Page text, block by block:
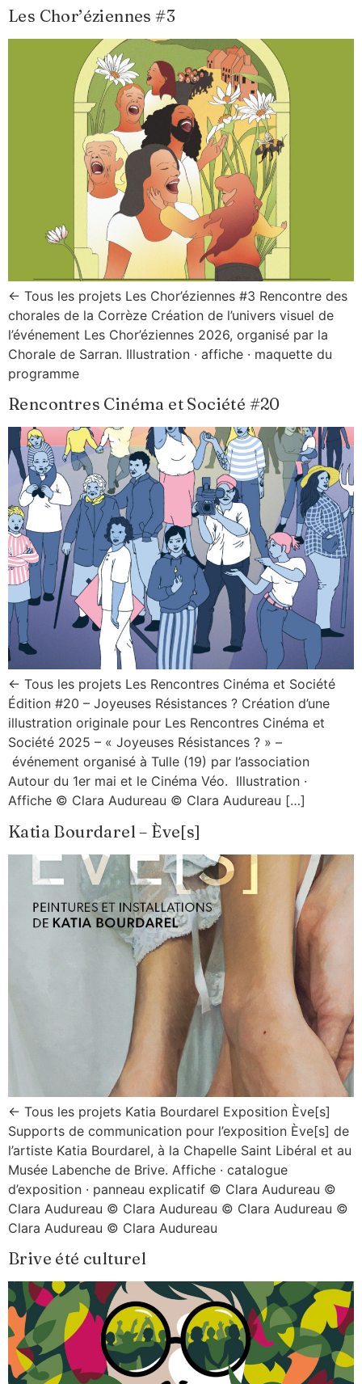
Les Chor’éziennes #3
← Tous les projets Les Chor’éziennes #3 Rencontre des
chorales de la Corrèze Création de l’univers visuel de
l’événement Les Chor’éziennes 2026, organisé par la
Chorale de Sarran. Illustration · affiche · maquette du
programme
Rencontres Cinéma et Société #20
← Tous les projets Les Rencontres Cinéma et Société
Édition #20 – Joyeuses Résistances ? Création d’une
illustration originale pour Les Rencontres Cinéma et
Société 2025 – « Joyeuses Résistances ? » –
événement organisé à Tulle (19) par l’association
Autour du 1er mai et le Cinéma Véo. Illustration ·
Affiche © Clara Audureau © Clara Audureau […]
Katia Bourdarel – Ève[s]
← Tous les projets Katia Bourdarel Exposition Ève[s]
Supports de communication pour l’exposition Ève[s] de
l’artiste Katia Bourdarel, à la Chapelle Saint Libéral et au
Musée Labenche de Brive. Affiche · catalogue
d’exposition · panneau explicatif © Clara Audureau ©
Clara Audureau © Clara Audureau © Clara Audureau ©
Clara Audureau © Clara Audureau
Brive été culturel